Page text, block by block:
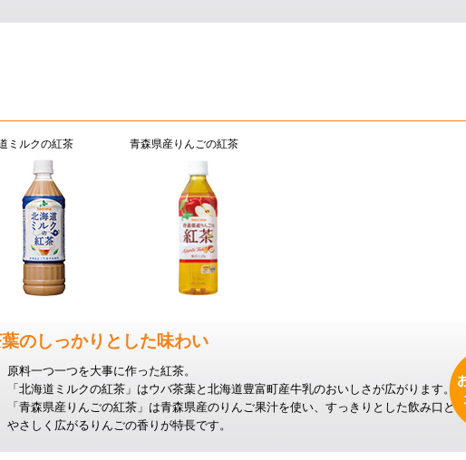
ミルクの紅茶 青森県産りんごの紅茶
のしっかりとした味わい
原料一つ一つを大事に作った紅茶。
「北海道ミルクの紅茶」はウバ茶葉と北海道豊富町産牛乳のおいしさが広がります。
「青森県産りんごの紅茶」は青森県産のりんご果汁を使い、すっきりとした飲み口と
やさしく広がるりんごの香りが特長です。